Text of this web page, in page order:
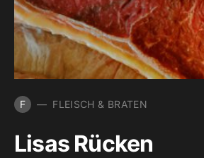
F FLEISCH & BRATEN
Lisas Rücken